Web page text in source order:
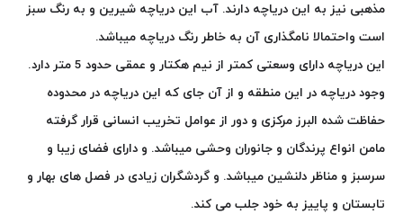
مذهبی نیز به این دریاچه دارند. آب این دریاچه شیرین و به رنگ سبز
است واحتمالا نامگذاری آن به خاطر رنگ دریاچه میباشد.
این دریاچه دارای وسعتی کمتر از نیم هکتار و عمقی حدود 5 متر دارد.
وجود دریاچه در این منطقه و از آن جای که این دریاچه در محدوده
حفاظت شده البرز مرکزی و دور از عوامل تخریب انسانی قرار گرفته
مامن انواع پرندگان و جانوران وحشی میباشد. و دارای فضای زیبا و
سرسبز و مناظر دلنشین میباشد. و گردشگران زیادی در فصل های بهار و
تابستان و پاییز به خود جلب می کند.